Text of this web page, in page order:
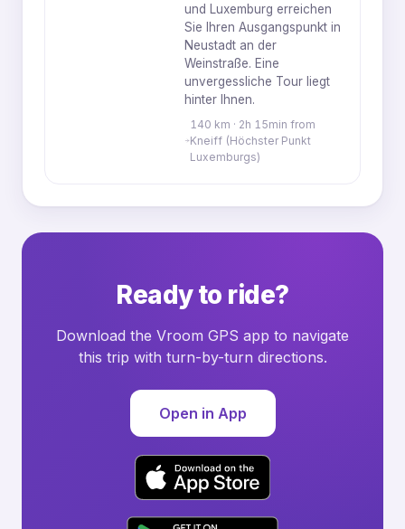
und Luxemburg erreichen
Sie Ihren Ausgangspunkt in
Neustadt an der
Weinstraße. Eine
unvergessliche Tour liegt
hinter Ihnen.
140 km · 2h 15min from
Kneiff (Höchster Punkt
Luxemburgs)
Ready to ride?
Download the Vroom GPS app to navigate
this trip with turn-by-turn directions.
Open in App